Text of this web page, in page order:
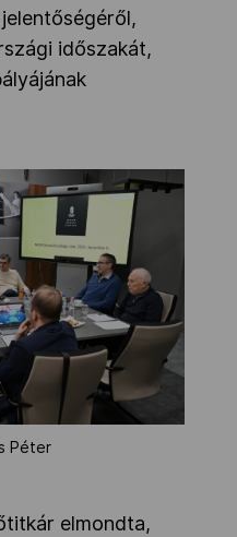
időszakát,
Péter
elmondta,